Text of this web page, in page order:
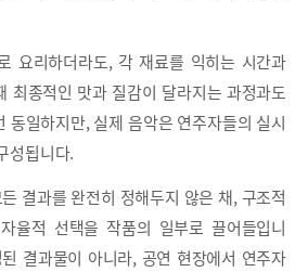
요리하더라도, 각 재료를 익히는 시간과
최종적인 맛과 질감이 달라지는 과정과도
동일하지만, 실제 음악은 연주자들의 실시
성됩니다.
결과를 완전히 정해두지 않은 채, 구조적
율적 선택을 작품의 일부로 끌어들입니
결과물이 아니라, 공연 현장에서 연주자